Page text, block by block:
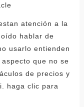
atención a la
hablar de
usarlo entienden
que no se
de precios y
haga clic para